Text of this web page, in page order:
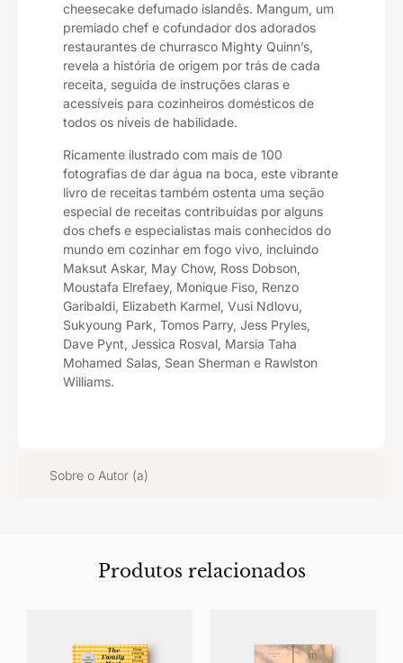
Sobre o Autor (a)
cheesecake defumado islandês. Mangum, um
premiado chef e cofundador dos adorados
restaurantes de churrasco Mighty Quinn’s,
revela a história de origem por trás de cada
receita, seguida de instruções claras e
acessíveis para cozinheiros domésticos de
todos os níveis de habilidade.
Ricamente ilustrado com mais de 100
fotografias de dar água na boca, este vibrante
livro de receitas também ostenta uma seção
especial de receitas contribuídas por alguns
dos chefs e especialistas mais conhecidos do
mundo em cozinhar em fogo vivo, incluindo
Maksut Askar, May Chow, Ross Dobson,
Moustafa Elrefaey, Monique Fiso, Renzo
Garibaldi, Elizabeth Karmel, Vusi Ndlovu,
Sukyoung Park, Tomos Parry, Jess Pryles,
Dave Pynt, Jessica Rosval, Marsia Taha
Mohamed Salas, Sean Sherman e Rawlston
Williams.
Produtos relacionados